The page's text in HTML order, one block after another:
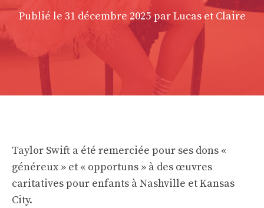
Publié le 31 décembre 2025 par Lucas et Claire
Taylor Swift a été remerciée pour ses dons «
généreux » et « opportuns » à des œuvres
caritatives pour enfants à Nashville et Kansas
City.